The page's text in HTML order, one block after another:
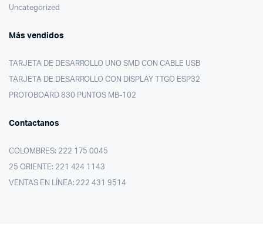
Uncategorized
Más vendidos
TARJETA DE DESARROLLO UNO SMD CON CABLE USB
TARJETA DE DESARROLLO CON DISPLAY TTGO ESP32
PROTOBOARD 830 PUNTOS MB-102
Contactanos
COLOMBRES: 222 175 0045
25 ORIENTE: 221 424 1143
VENTAS EN LÍNEA: 222 431 9514